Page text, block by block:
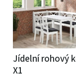
Jídelní rohový
X1